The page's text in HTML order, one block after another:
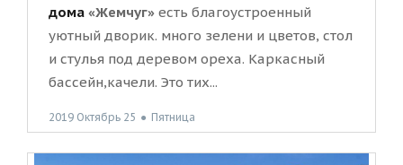
дома «Жемчуг» есть благоустроенный
уютный дворик. много зелени и цветов, стол
и стулья под деревом ореха. Каркасный
бассейн,качели. Это тих...
2019 Октябрь 25 ● Пятница